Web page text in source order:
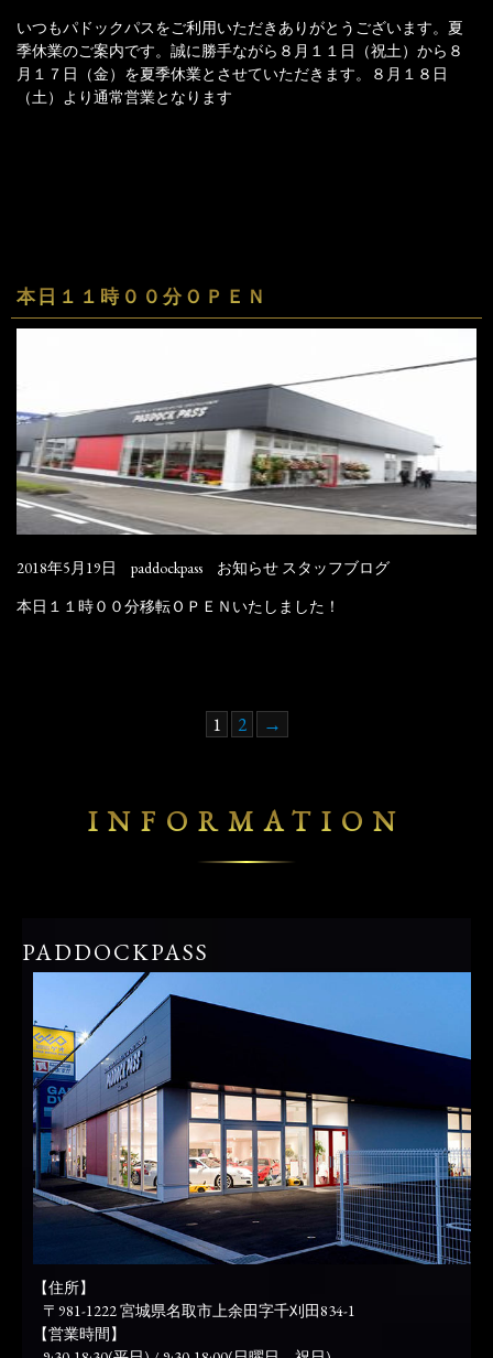
いつもパドックパスをご利用いただきありがとうございます。夏
季休業のご案内です。誠に勝手ながら８月１１日（祝土）から８
月１７日（金）を夏季休業とさせていただきます。８月１８日
（土）より通常営業となります
本日１１時００分ＯＰＥＮ
2018年5月19日 paddockpass お知らせ スタッフブログ
本日１１時００分移転ＯＰＥＮいたしました！
1 2 →
INFORMATION
PADDOCKPASS
【住所】
〒981-1222 宮城県名取市上余田字千刈田834-1
【営業時間】